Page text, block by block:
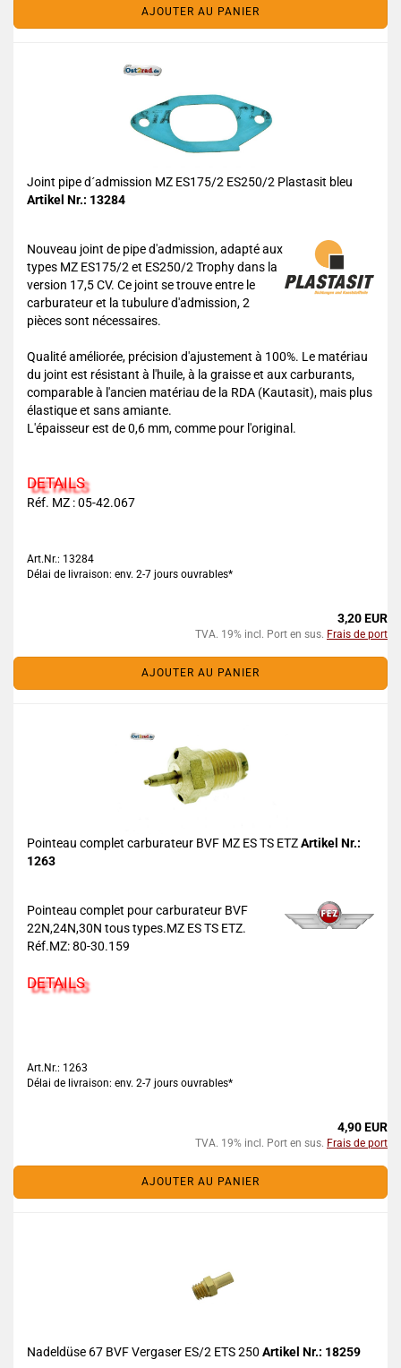
AJOUTER AU PANIER
Joint pipe d´admission MZ ES175/2 ES250/2 Plastasit bleu
Artikel Nr.: 13284
Nouveau joint de pipe d'admission, adapté aux
types MZ ES175/2 et ES250/2 Trophy dans la
version 17,5 CV. Ce joint se trouve entre le
carburateur et la tubulure d'admission, 2
pièces sont nécessaires.
Qualité améliorée, précision d'ajustement à 100%. Le matériau
du joint est résistant à l'huile, à la graisse et aux carburants,
comparable à l'ancien matériau de la RDA (Kautasit), mais plus
élastique et sans amiante.
L'épaisseur est de 0,6 mm, comme pour l'original.
DETAILS
Réf. MZ : 05-42.067
Art.Nr.: 13284
Délai de livraison: env. 2-7 jours ouvrables*
3,20 EUR
TVA. 19% incl. Port en sus. Frais de port
AJOUTER AU PANIER
Pointeau complet carburateur BVF MZ ES TS ETZArtikel Nr.:
1263
Pointeau complet pour carburateur BVF
22N,24N,30N tous types.MZ ES TS ETZ.
Réf.MZ: 80-30.159
DETAILS
Art.Nr.: 1263
Délai de livraison: env. 2-7 jours ouvrables*
4,90 EUR
TVA. 19% incl. Port en sus. Frais de port
AJOUTER AU PANIER
Nadeldüse 67 BVF Vergaser ES/2 ETS 250 Artikel Nr.: 18259